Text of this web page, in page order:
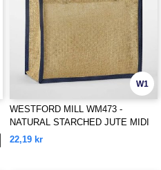
W1
WESTFORD MILL WM473 -
NATURAL STARCHED JUTE MIDI
TOTE
22,19 kr